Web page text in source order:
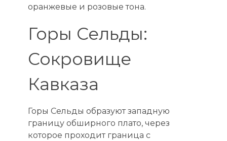
оранжевые и розовые тона.
Горы Сельды:
Сокровище
Кавказа
Горы Сельды образуют западную
границу обширного плато, через
которое проходит граница с